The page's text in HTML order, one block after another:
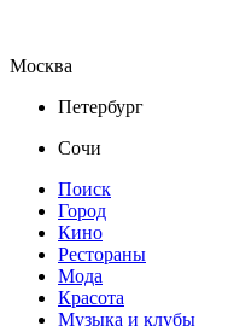
Москва
Петербург
Сочи
Поиск
Город
Кино
Рестораны
Мода
Красота
Музыка и клубы